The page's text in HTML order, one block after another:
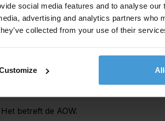
social media features and to analyse our
advertising and analytics partners who
collected from your use of their
op het loon van de
betreft de AOW.